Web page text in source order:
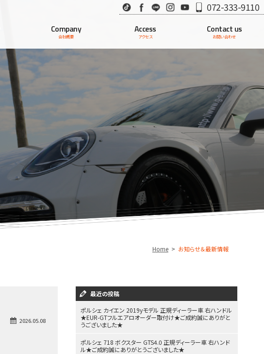
TikTok Facebook
LINE InstagramYoutube072-333-9110
Company
会社概要
Access
アクセス
Contact us
お問い合わせ
Home お知らせ＆最新情報
2026.05.08
最近の投稿
ポルシェ カイエン 2019yモデル 正規ディーラー車 右ハンドル
★EUR-GTフルエアロオーダー取付け★ご成約誠にありがと
うございました★
ポルシェ 718 ボクスター GTS4.0 正規ディーラー車 右ハンド
ル★ご成約誠にありがとうございました★